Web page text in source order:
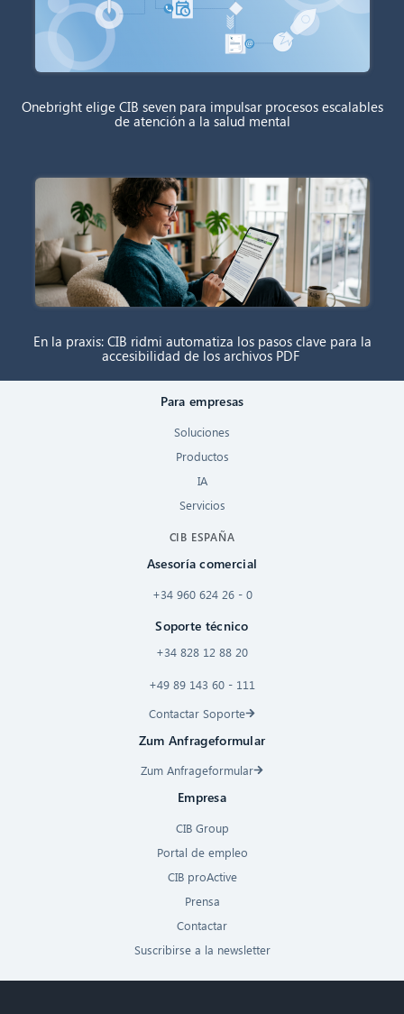
Onebright elige CIB seven para impulsar procesos escalables
de atención a la salud mental
En la praxis: CIB ridmi automatiza los pasos clave para la
accesibilidad de los archivos PDF
Para empresas
Soluciones
Productos
IA
Servicios
CIB ESPAÑA
Asesoría comercial
+34 960 624 26 - 0
Soporte técnico
+34 828 12 88 20
+49 89 143 60 - 111
Contactar Soporte
Zum Anfrageformular
Zum Anfrageformular
Empresa
CIB Group
Portal de empleo
CIB proActive
Prensa
Contactar
Suscribirse a la newsletter